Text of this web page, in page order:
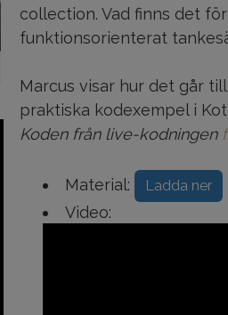
collection. Vad finns det
funktionsorienterat
Marcus visar hur det går
praktiska kodexempel i
Koden från live-kodningen
Material: Ladda ner
Video: